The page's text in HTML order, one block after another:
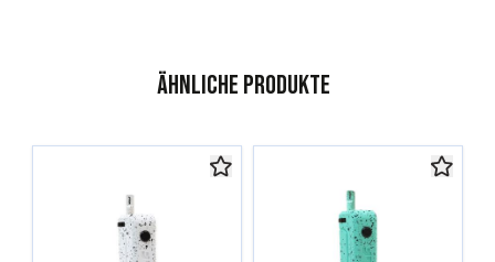
Ähnliche Produkte
Das Navigieren durch die Elemente des Karussells ist mit
Karussell überspringen
Zur Karussell-Navigation